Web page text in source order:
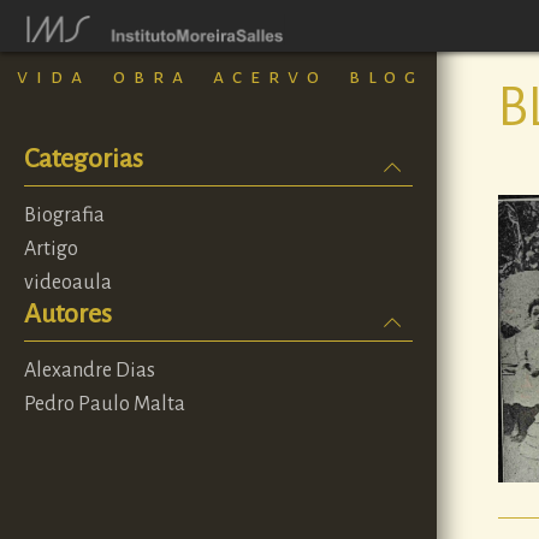
vida obra acervo blog
Categorias
Biografia
Artigo
videoaula
Autores
Alexandre Dias
Pedro Paulo Malta